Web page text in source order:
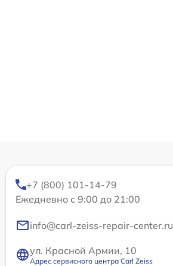
+7 (800) 101-14-79
Ежедневно с 9:00 до 21:00
info@carl-zeiss-repair-center.ru
ул. Красной Армии, 10
Адрес сервисного центра Carl Zeiss